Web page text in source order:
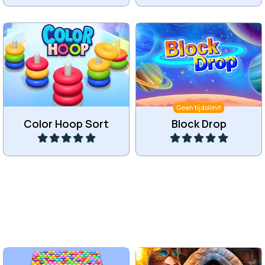
Color Hoop Sort
Sorteer alle ringen op
kleur.
Speel
Geen tijdslimit
Block Drop
Laat blokken vallen en
voeg dezelfde samen.
Speel